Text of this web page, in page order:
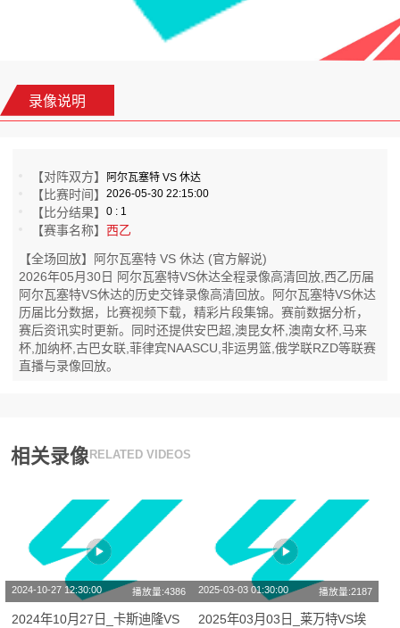
录像说明
【对阵双方】 阿尔瓦塞特 VS 休达
【比赛时间】2026-05-30 22:15:00
【比分结果】0 : 1
【赛事名称】西乙
【全场回放】阿尔瓦塞特 VS 休达 (官方解说)
2026年05月30日 阿尔瓦塞特VS休达全程录像高清回放,西乙历届
阿尔瓦塞特VS休达的历史交锋录像高清回放。阿尔瓦塞特VS休达
历届比分数据，比赛视频下载，精彩片段集锦。赛前数据分析，
赛后资讯实时更新。同时还提供安巴超,澳昆女杯,澳南女杯,马来
杯,加纳杯,古巴女联,菲律宾NAASCU,非运男篮,俄学联RZD等联赛
直播与录像回放。
相关录像 RELATED VIDEOS
2024-10-27 12:30:00 播放量:4386
2024年10月27日_卡斯迪隆VS
2025-03-03 01:30:00 播放量:2187
2025年03月03日_莱万特VS埃